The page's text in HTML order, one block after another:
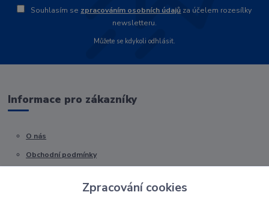
Souhlasím se zpracováním osobních údajů za účelem rozesílky
newsletteru.
Můžete se kdykoli odhlásit.
Informace pro zákazníky
O nás
Obchodní podmínky
Zpracování cookies